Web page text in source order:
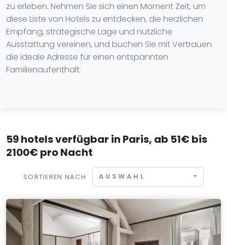
zu erleben. Nehmen Sie sich einen Moment Zeit, um
diese Liste von Hotels zu entdecken, die herzlichen
Empfang, strategische Lage und nützliche
Ausstattung vereinen, und buchen Sie mit Vertrauen
die ideale Adresse für einen entspannten
Familienaufenthalt.
59 hotels verfügbar in Paris, ab 51€ bis
2100€ pro Nacht
SORTIEREN NACH AUSWAHL